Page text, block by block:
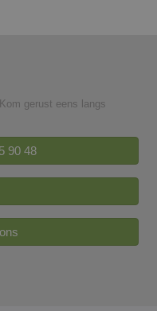
Kom gerust eens langs
90 48